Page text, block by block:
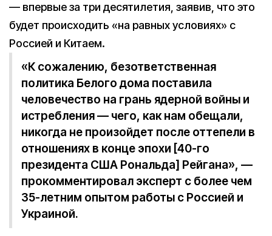
— впервые за три десятилетия, заявив, что это
будет происходить «на равных условиях» с
Россией и Китаем.
«К сожалению, безответственная
политика Белого дома поставила
человечество на грань ядерной войны и
истребления — чего, как нам обещали,
никогда не произойдет после оттепели в
отношениях в конце эпохи [40-го
президента США Рональда] Рейгана», —
прокомментировал эксперт с более чем
35-летним опытом работы с Россией и
Украиной.